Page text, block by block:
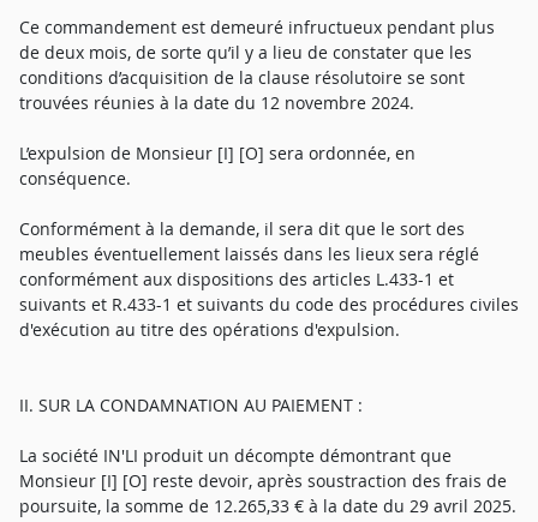
Ce commandement est demeuré infructueux pendant plus
de deux mois, de sorte qu’il y a lieu de constater que les
conditions d’acquisition de la clause résolutoire se sont
trouvées réunies à la date du 12 novembre 2024.
L’expulsion de Monsieur [I] [O] sera ordonnée, en
conséquence.
Conformément à la demande, il sera dit que le sort des
meubles éventuellement laissés dans les lieux sera réglé
conformément aux dispositions des articles L.433-1 et
suivants et R.433-1 et suivants du code des procédures civiles
d'exécution au titre des opérations d'expulsion.
II. SUR LA CONDAMNATION AU PAIEMENT :
La société IN'LI produit un décompte démontrant que
Monsieur [I] [O] reste devoir, après soustraction des frais de
poursuite, la somme de 12.265,33 € à la date du 29 avril 2025.